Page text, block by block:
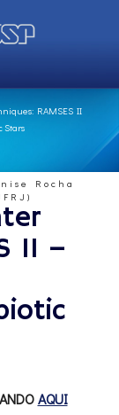
RAMSES II
Stars
Rocha
II –
AQUI